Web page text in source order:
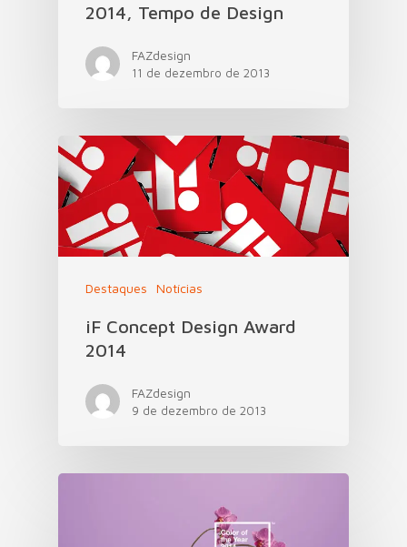
2014, Tempo de Design
FAZdesign
11 de dezembro de 2013
Destaques Notícias
iF Concept Design Award
2014
FAZdesign
9 de dezembro de 2013